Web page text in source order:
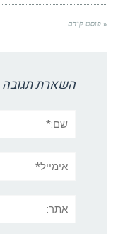
« פוסט קודם
השארת תגובה